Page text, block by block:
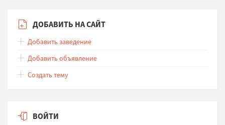
ДОБАВИТЬ НА САЙТ
Добавить заведение
Добавить объявление
Создать тему
ВОЙТИ